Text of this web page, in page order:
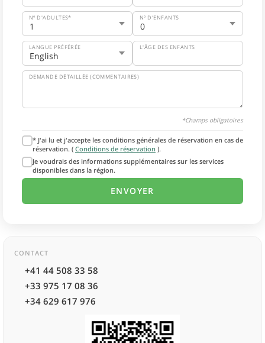
Nº D'ADULTES* Nº D'ENFANTS
LANGUE PRÉFÉRÉE L'ÂGE DES ENFANTS
DEMANDE DÉTAILLÉE (COMMENTAIRES)
*Champs obligatoires
* J'ai lu et j'accepte les conditions générales de réservation en cas de
réservation. ( Conditions de réservation ).
Je voudrais des informations supplémentaires sur les services
disponibles dans la région.
CONTACT
+41 44 508 33 58
+33 975 17 08 36
+34 629 617 976